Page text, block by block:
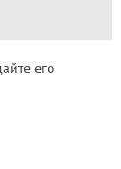
его